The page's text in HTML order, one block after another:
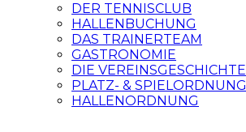
DER TENNISCLUB
HALLENBUCHUNG
DAS TRAINERTEAM
GASTRONOMIE
DIE VEREINSGESCHICHTE
PLATZ- & SPIELORDNUNG
HALLENORDNUNG